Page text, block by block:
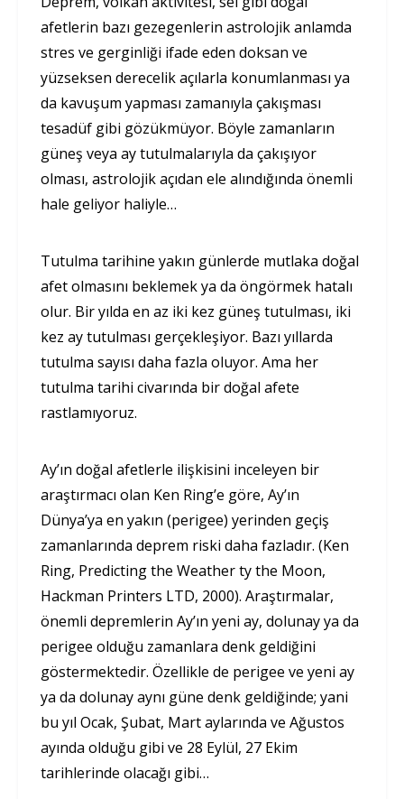
afetlerin bazı gezegenlerin astrolojik anlamda
stres ve gerginliği ifade eden doksan ve
yüzseksen derecelik açılarla konumlanması ya
da kavuşum yapması zamanıyla çakışması
tesadüf gibi gözükmüyor. Böyle zamanların
güneş veya ay tutulmalarıyla da çakışıyor
olması, astrolojik açıdan ele alındığında önemli
hale geliyor haliyle…
Tutulma tarihine yakın günlerde mutlaka doğal
afet olmasını beklemek ya da öngörmek hatalı
olur. Bir yılda en az iki kez güneş tutulması, iki
kez ay tutulması gerçekleşiyor. Bazı yıllarda
tutulma sayısı daha fazla oluyor. Ama her
tutulma tarihi civarında bir doğal afete
rastlamıyoruz.
Ay’ın doğal afetlerle ilişkisini inceleyen bir
araştırmacı olan Ken Ring’e göre, Ay’ın
Dünya’ya en yakın (perigee) yerinden geçiş
zamanlarında deprem riski daha fazladır. (Ken
Ring, Predicting the Weather ty the Moon,
Hackman Printers LTD, 2000). Araştırmalar,
önemli depremlerin Ay’ın yeni ay, dolunay ya da
perigee olduğu zamanlara denk geldiğini
göstermektedir. Özellikle de perigee ve yeni ay
ya da dolunay aynı güne denk geldiğinde; yani
bu yıl Ocak, Şubat, Mart aylarında ve Ağustos
ayında olduğu gibi ve 28 Eylül, 27 Ekim
tarihlerinde olacağı gibi…